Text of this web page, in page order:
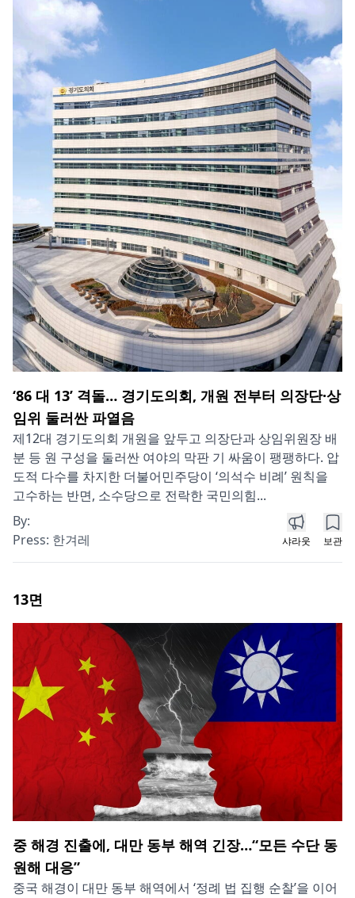
‘86 대 13’ 격돌… 경기도의회, 개원 전부터 의장단·상
임위 둘러싼 파열음
제12대 경기도의회 개원을 앞두고 의장단과 상임위원장 배
분 등 원 구성을 둘러싼 여야의 막판 기 싸움이 팽팽하다. 압
도적 다수를 차지한 더불어민주당이 ‘의석수 비례’ 원칙을
고수하는 반면, 소수당으로 전락한 국민의힘...
By:
Press: 한겨레 샤라웃 보관
13면
중 해경 진출에, 대만 동부 해역 긴장…“모든 수단 동
원해 대응”
중국 해경이 대만 동부 해역에서 ‘정례 법 집행 순찰’을 이어